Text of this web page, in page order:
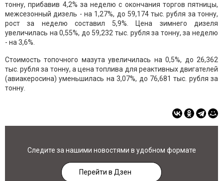
тонну, прибавив 4,2% за неделю с окончания торгов пятницы,
межсезонный дизель - на 1,27%, до 59,174 тыс. рубля за тонну,
рост за неделю составил 5,9%. Цена зимнего дизеля
увеличилась на 0,55%, до 59,232 тыс. рубля за тонну, за неделю
- на 3,6%.
Стоимость топочного мазута увеличилась на 0,5%, до 26,362
тыс. рубля за тонну, а цена топлива для реактивных двигателей
(авиакеросина) уменьшилась на 3,07%, до 76,681 тыс. рубля за
тонну.
Следите за нашими новостями в удобном формате
Перейти в Дзен